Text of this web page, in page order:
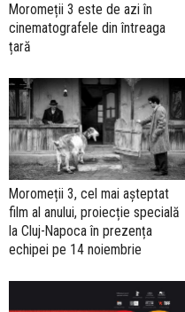
Moromeții 3 este de azi în
cinematografele din întreaga
țară
Moromeții 3, cel mai așteptat
film al anului, proiecție specială
la Cluj-Napoca în prezența
echipei pe 14 noiembrie